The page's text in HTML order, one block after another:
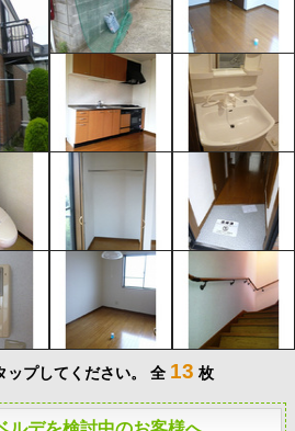
プしてください。 全 13 枚